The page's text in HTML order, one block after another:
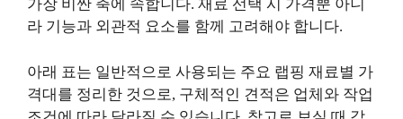
가장 비싼 축에 속합니다. 재료 선택 시 가격뿐 아니
라 기능과 외관적 요소를 함께 고려해야 합니다.
아래 표는 일반적으로 사용되는 주요 랩핑 재료별 가
격대를 정리한 것으로, 구체적인 견적은 업체와 작업